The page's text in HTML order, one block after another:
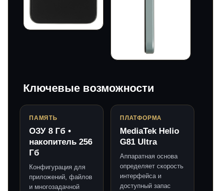
Ключевые возможности
ПАМЯТЬ
ОЗУ 8 Гб •
накопитель 256
Гб
Конфигурация для
приложений, файлов
и многозадачной
ПЛАТФОРМА
MediaTek Helio
G81 Ultra
Аппаратная основа
определяет скорость
интерфейса и
доступный запас